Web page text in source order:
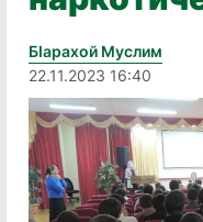
Бӏарахой Муслим
22.11.2023 16:40